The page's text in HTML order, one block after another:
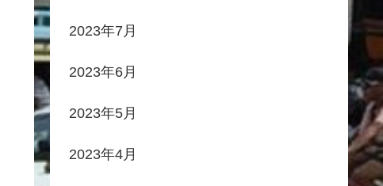
2023年7月
2023年6月
2023年5月
2023年4月